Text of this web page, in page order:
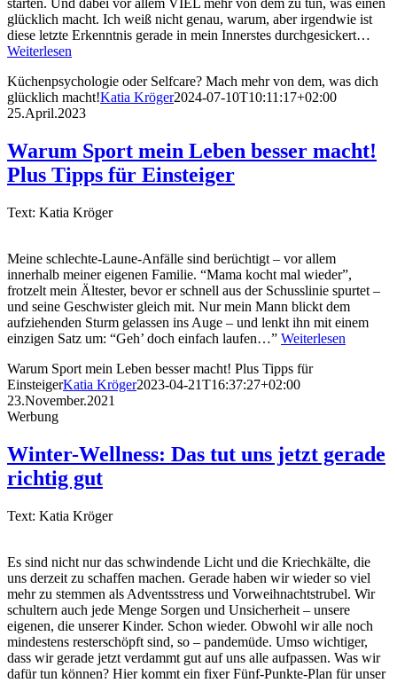
starten. Und dabei vor allem VIEL mehr von dem zu tun, was einen
glücklich macht. Ich weiß nicht genau, warum, aber irgendwie ist
diese letzte Erkenntnis gerade in mein Innerstes durchgesickert…
Weiterlesen
Küchenpsychologie oder Selfcare? Mach mehr von dem, was dich
glücklich macht!Katia Kröger2024-07-10T10:11:17+02:00
25.April.2023
Warum Sport mein Leben besser macht!
Plus Tipps für Einsteiger
Text: Katia Kröger
Meine schlechte-Laune-Anfälle sind berüchtigt – vor allem
innerhalb meiner eigenen Familie. “Mama kocht mal wieder”,
frotzelt mein Ältester, bevor er schnell aus der Schusslinie spurtet –
und seine Geschwister gleich mit. Nur mein Mann blickt dem
aufziehenden Sturm gelassen ins Auge – und lenkt ihn mit einem
einzigen Satz um: “Geh’ doch einfach laufen…” Weiterlesen
Warum Sport mein Leben besser macht! Plus Tipps für
EinsteigerKatia Kröger2023-04-21T16:37:27+02:00
23.November.2021
Werbung
Winter-Wellness: Das tut uns jetzt gerade
richtig gut
Text: Katia Kröger
Es sind nicht nur das schwindende Licht und die Kriechkälte, die
uns derzeit zu schaffen machen. Gerade haben wir wieder so viel
mehr zu stemmen als Adventsstress und Vorweihnachtstrubel. Wir
schultern auch jede Menge Sorgen und Unsicherheit – unsere
eigenen, die unserer Kinder. Schon wieder. Obwohl wir alle noch
mindestens resterschöpft sind, so – pandemüde. Umso wichtiger,
dass wir gerade jetzt verdammt gut auf uns alle aufpassen. Was wir
dafür tun können? Hier kommt ein fixer Fünf-Punkte-Plan für unser